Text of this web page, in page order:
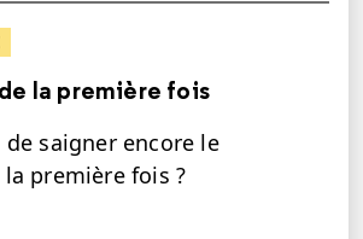
la première fois
saigner encore le
première fois ?